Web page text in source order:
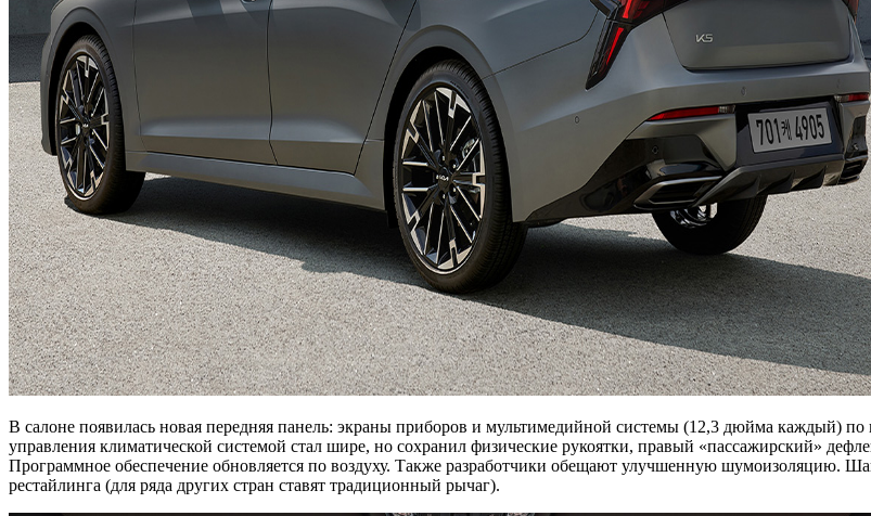
В салоне появилась новая передняя панель: экраны приборов и мультимедийной системы (12,3 дюйма каждый)
управления климатической системой стал шире, но сохранил физические рукоятки, правый «пассажирский»
Программное обеспечение обновляется по воздуху. Также разработчики обещают улучшенную шумоизоляцию.
рестайлинга (для ряда других стран ставят традиционный рычаг).